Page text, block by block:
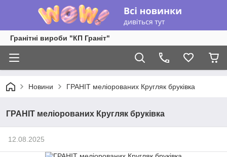
Гранітні вироби "КП Граніт"
Новини ГРАНІТ меліорованих Кругляк бруківка
ГРАНІТ меліорованих Кругляк бруківка
12.08.2025